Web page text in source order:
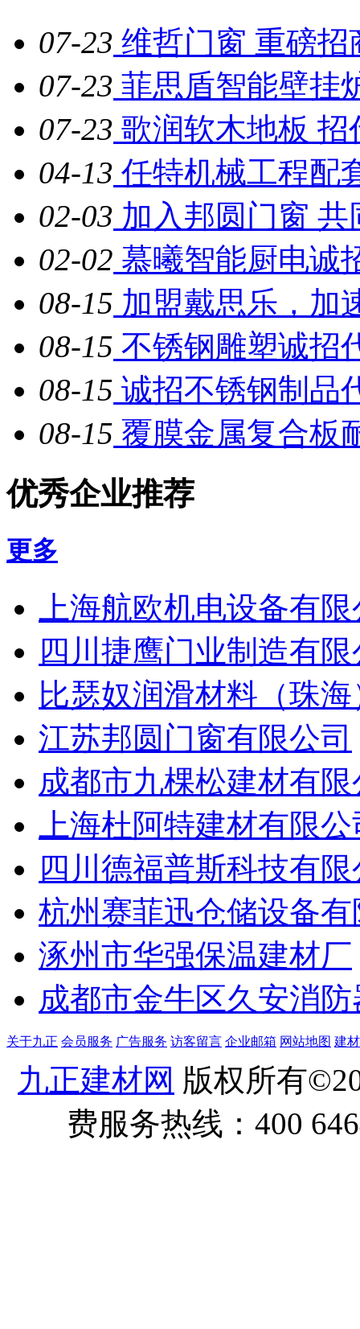
07-23 维哲门窗 重磅招
07-23 菲思盾智能壁挂
07-23 歌润软木地板 招
04-13 任特机械工程配
02-03 加入邦圆门窗
02-02 慕曦智能厨电诚
08-15 加盟戴思乐，加
08-15 不锈钢雕塑诚招
08-15 诚招不锈钢制品
08-15 覆膜金属复合板
优秀企业推荐
更多
上海航欧机电设备有
四川捷鹰门业制造有
比瑟奴润滑材料（珠
江苏邦圆门窗有限公司
成都市九棵松建材有
上海杜阿特建材有限
四川德福普斯科技有
杭州赛菲迅仓储设备
涿州市华强保温建材厂
成都市金牛区久安消
关于九正 会员服务 广告服务 访客留言 企业邮箱 网站地图 建
九正建材网 版权所有
费服务热线：400